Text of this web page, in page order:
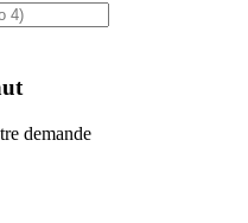
demande